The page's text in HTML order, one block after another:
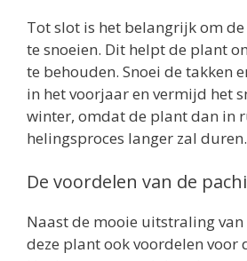
Tot slot is het belangrijk om
te snoeien. Dit helpt de plant
te behouden. Snoei de takken
in het voorjaar en vermijd het
winter, omdat de plant dan in
helingsproces langer zal duren.
De voordelen van de
Naast de mooie uitstraling
deze plant ook voordelen voor